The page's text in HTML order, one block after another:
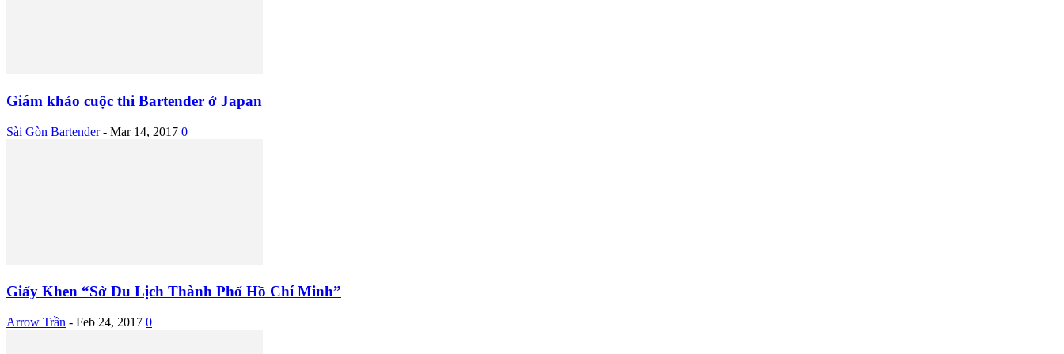
Giám khảo cuộc thi Bartender ở Japan
Sài Gòn Bartender - Mar 14, 2017 0
Giấy Khen “Sở Du Lịch Thành Phố Hồ Chí Minh”
Arrow Trần - Feb 24, 2017 0